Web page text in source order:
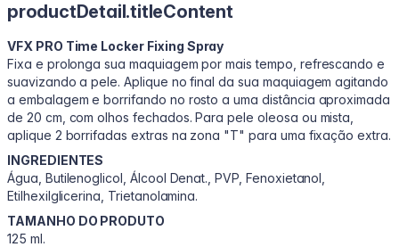
productDetail.titleContent
VFX PRO Time Locker Fixing Spray
Fixa e prolonga sua maquiagem por mais tempo, refrescando e
suavizando a pele. Aplique no final da sua maquiagem agitando
a embalagem e borrifando no rosto a uma distância aproximada
de 20 cm, com olhos fechados. Para pele oleosa ou mista,
aplique 2 borrifadas extras na zona "T" para uma fixação extra.
INGREDIENTES
Água, Butilenoglicol, Álcool Denat., PVP, Fenoxietanol,
Etilhexilglicerina, Trietanolamina.
TAMANHO DO PRODUTO
125 ml.